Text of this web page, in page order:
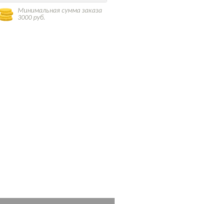
Минимальная сумма заказа
3000 руб.